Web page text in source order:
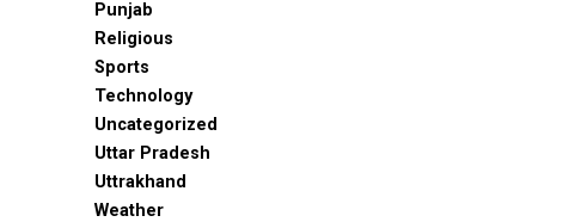
Punjab
Religious
Sports
Technology
Uncategorized
Uttar Pradesh
Uttrakhand
Weather